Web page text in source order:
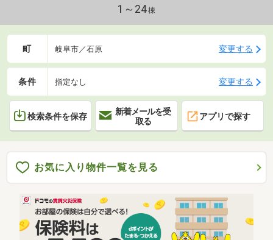
1～24棟
町 岐阜市／石原 変更する
条件 指定なし 変更する
検索条件を保存
新着メールを受
取る
アプリで探す
お気に入り物件一覧を見る